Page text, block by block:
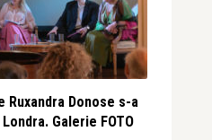
Ruxandra Donose s-a
Galerie FOTO